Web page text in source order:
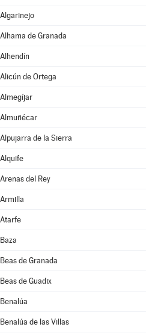
Algarinejo
Alhama de Granada
Alhendín
Alicún de Ortega
Almegíjar
Almuñécar
Alpujarra de la Sierra
Alquife
Arenas del Rey
Armilla
Atarfe
Baza
Beas de Granada
Beas de Guadix
Benalúa
Benalúa de las Villas